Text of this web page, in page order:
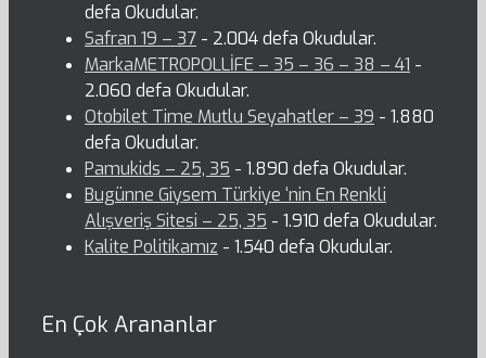
defa Okudular.
Safran 19 – 37 - 2.004 defa Okudular.
MarkaMETROPOLLİFE – 35 – 36 – 38 – 41 -
2.060 defa Okudular.
Otobilet Time Mutlu Seyahatler – 39 - 1.880
defa Okudular.
Pamukids – 25, 35 - 1.890 defa Okudular.
Bugünne Giysem Türkiye ‘nin En Renkli
Alışveriş Sitesi – 25, 35 - 1.910 defa Okudular.
Kalite Politikamız - 1.540 defa Okudular.
En Çok Arananlar